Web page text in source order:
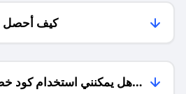
كيف أحصل
هل يمكنني استخدام كود